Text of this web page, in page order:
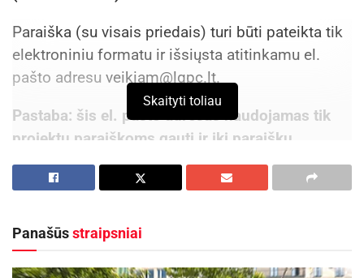
Paraiška (su visais priedais) turi būti pateikta tik
elektroniniu formatu ir išsiųsta atitinkamu el.
pašto adresu veikiam@lgpc.lt.
Pastaba: šis el. pašto adresas naudojamas tik
projektų paraiškoms gauti ir iki paraiškų
pateikimo termino pabaigos 2025 m. spalio 5 d.
nebus stebimas ir bus vertinamas tik vėliausiai
Daugiau informacijos: Kvietimo gairėse,
www.gap.lt/veikiam ir el.paštuadmin@lgpc.lt .
Skaityti toliau
Panašūsstraipsniai